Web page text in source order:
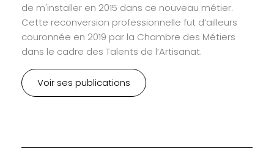
de m'installer en 2015 dans ce nouveau métier.
Cette reconversion professionnelle fut d’ailleurs
couronnée en 2019 par la Chambre des Métiers
dans le cadre des Talents de l’Artisanat.
Voir ses publications